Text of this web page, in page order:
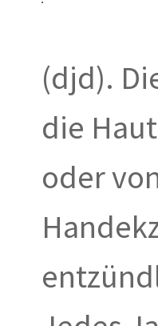
(djd).
die
oder